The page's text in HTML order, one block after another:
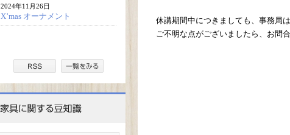
休講期間中につきましても、事務局
ご不明な点がございましたら、お問
2024年11月26日
X’mas オーナメント